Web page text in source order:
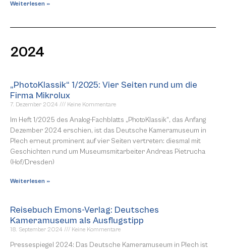
Weiterlesen »
2024
„PhotoKlassik“ 1/2025: Vier Seiten rund um die
Firma Mikrolux
7. Dezember 2024 Keine Kommentare
Im Heft 1/2025 des Analog-Fachblatts „PhotoKlassik“, das Anfang
Dezember 2024 erschien, ist das Deutsche Kameramuseum in
Plech erneut prominent auf vier Seiten vertreten: diesmal mit
Geschichten rund um Museumsmitarbeiter Andreas Pietrucha
(Hof/Dresden)
Weiterlesen »
Reisebuch Emons-Verlag: Deutsches
Kameramuseum als Ausflugstipp
18. September 2024 Keine Kommentare
Pressespiegel 2024: Das Deutsche Kameramuseum in Plech ist